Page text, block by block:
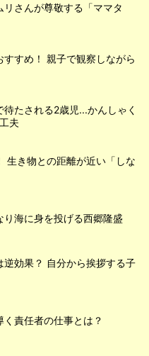
さんが尊敬する「ママタ
すめ！ 親子で観察しながら
たされる2歳児...かんしゃく
夫
生き物との距離が近い「しな
り海に身を投げる西郷隆盛
逆効果？ 自分から挨拶する子
く責任者の仕事とは？